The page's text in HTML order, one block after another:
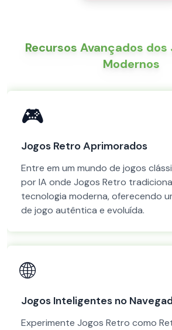
Recursos Avançados dos
Modernos
🎮
Jogos Retro Aprimorados
Entre em um mundo de jogos
por IA onde Jogos Retro
tecnologia moderna, oferecendo
de jogo autêntica e evoluída.
🌐
Jogos Inteligentes no
Experimente Jogos Retro como